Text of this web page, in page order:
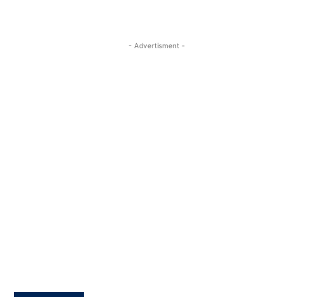
- Advertisment -